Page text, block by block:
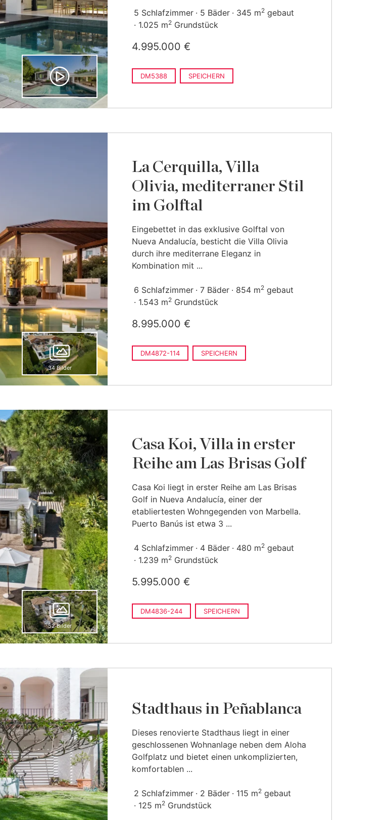
5 Schlafzimmer 5 Bäder 345 m2 gebaut
1.025 m2 Grundstück
4.995.000 €
DM5388 SPEICHERN
34 Bilder
La Cerquilla, Villa
Olivia, mediterraner Stil
im Golftal
Eingebettet in das exklusive Golftal von
Nueva Andalucía, besticht die Villa Olivia
durch ihre mediterrane Eleganz in
Kombination mit ...
6 Schlafzimmer 7 Bäder 854 m2 gebaut
1.543 m2 Grundstück
8.995.000 €
DM4872-114 SPEICHERN
52 Bilder
Casa Koi, Villa in erster
Reihe am Las Brisas Golf
Casa Koi liegt in erster Reihe am Las Brisas
Golf in Nueva Andalucía, einer der
etabliertesten Wohngegenden von Marbella.
Puerto Banús ist etwa 3 ...
4 Schlafzimmer 4 Bäder 480 m2 gebaut
1.239 m2 Grundstück
5.995.000 €
DM4836-244 SPEICHERN
Stadthaus in Peñablanca
Dieses renovierte Stadthaus liegt in einer
geschlossenen Wohnanlage neben dem Aloha
Golfplatz und bietet einen unkomplizierten,
komfortablen ...
2 Schlafzimmer 2 Bäder 115 m2 gebaut
125 m2 Grundstück